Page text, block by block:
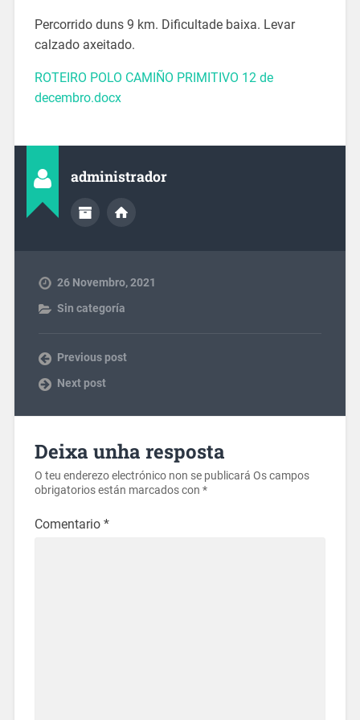
Percorrido duns 9 km. Dificultade baixa. Levar
calzado axeitado.
ROTEIRO POLO CAMIÑO PRIMITIVO 12 de
decembro.docx
administrador
26 Novembro, 2021
Sin categoría
Previous post
Next post
Deixa unha resposta
O teu enderezo electrónico non se publicará Os campos
obrigatorios están marcados con *
Comentario *